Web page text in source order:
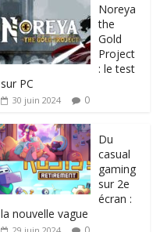
Noreya
the
Gold
Project
: le test
sur PC
30 juin 2024 0
Du
casual
gaming
sur 2e
écran :
la nouvelle vague